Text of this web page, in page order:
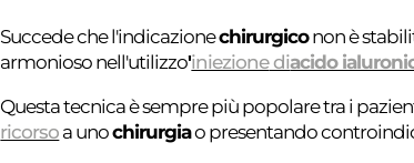
Succede che l'indicazionechirurgiconon è
armonioso nell'utilizzo'iniezionediacido
Questa tecnica è sempre più popolare tra i
ricorso a unochirurgiao presentando